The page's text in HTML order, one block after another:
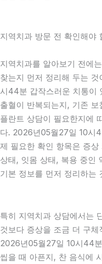
지역치과 방문 전 확인해야
지역치과를 알아보기 전에
찾는지 먼저 정리해 두는
시44분 갑작스러운 치통이
출혈이 반복되는지, 기존
플란트 상담이 필요한지에
다. 2026년05월27일 10시
제 필요한 확인 항목은 증
상태, 잇몸 상태, 복용 중인
기본 정보를 먼저 정리하는
특히 지역치과 상담에서는
것보다 증상을 조금 더 구
2026년05월27일 10시44
씹을 때 아픈지, 찬 음식에